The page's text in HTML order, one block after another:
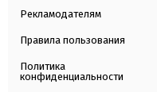
Рекламодателям
Правила пользования
Политика
конфиденциальности